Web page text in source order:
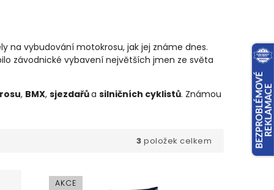
na vybudování motokrosu, jak jej známe dnes.
závodnické vybavení největších jmen ze světa
, BMX, sjezdařůa silničních cyklistů. Známou
3 položek celkem
AKCE